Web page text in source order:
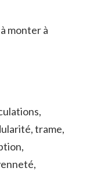
monter à
trame,